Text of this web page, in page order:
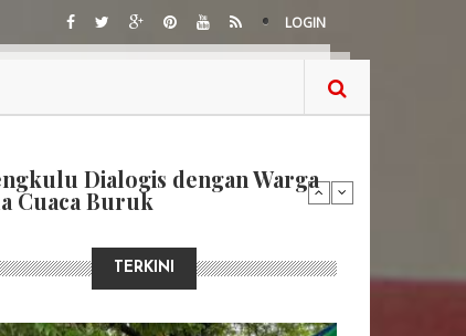
LOGIN
Kapolresta Bengkulu
Belungguk Point
TERKINI